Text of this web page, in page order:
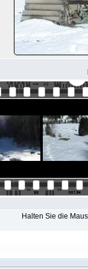
Halten Sie die